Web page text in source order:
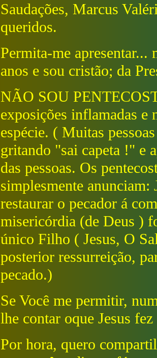
Saudações, Marcus
queridos.
Permita-me
anos e sou cristão; da
NÃO SOU
exposições inflamadas e
espécie. ( Muitas
gritando "sai capeta !" e
das pessoas. Os
simplesmente
restaurar o pecador á
misericórdia (de Deus )
único Filho ( Jesus, O
posterior ressurreição,
pecado.)
Se Você me permitir,
lhe contar oque Jesus
Por hora, quero